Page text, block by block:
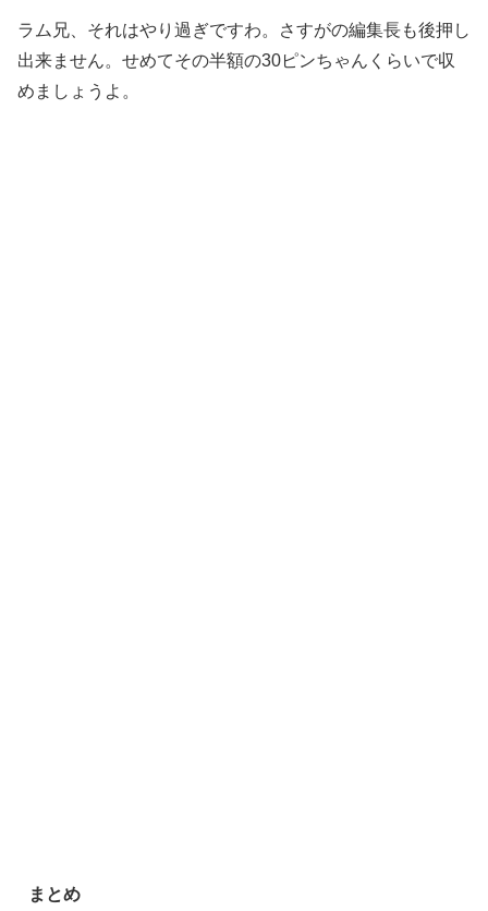
ラム兄、それはやり過ぎですわ。さすがの編集長も後押し
出来ません。せめてその半額の30ピンちゃんくらいで収
めましょうよ。
まとめ